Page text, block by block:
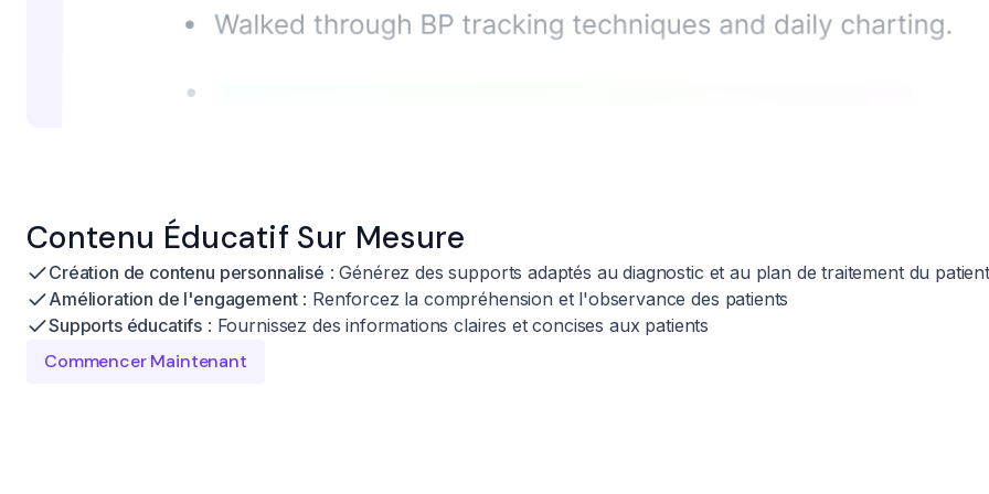
Contenu Éducatif Sur Mesure
Création de contenu personnalisé : Générez des supports adaptés au diagnostic et au plan de traitement du patient
Amélioration de l'engagement: Renforcez la compréhension et l'observance des patients
Supports éducatifs : Fournissez des informations claires et concises aux patients
Commencer Maintenant